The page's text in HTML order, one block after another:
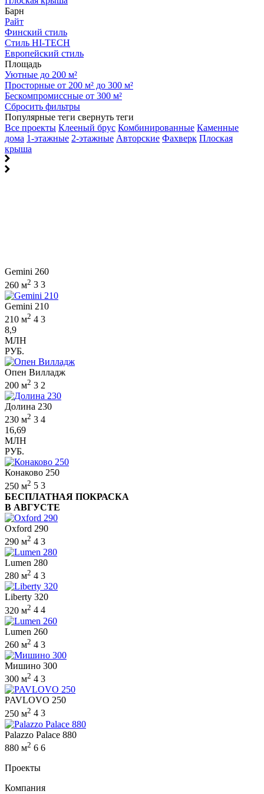
Барн
Райт
Финский стиль
Стиль HI-TECH
Европейский стиль
Площадь
Уютные до 200 м²
Просторные от 200 м² до 300 м²
Бескомпромиссные от 300 м²
Сбросить фильтры
Популярные теги свернуть теги
Все проекты Клееный брус Комбинированные Каменные
дома 1-этажные 2-этажные Авторские Фахверк Плоская
крыша
Gemini 260
260 м2 3 3
Gemini 210
210 м2 4 3
8,9
МЛН
РУБ.
Опен Вилладж
200 м2 3 2
Долина 230
230 м2 3 4
16,69
МЛН
РУБ.
Конаково 250
250 м2 5 3
БЕСПЛАТНАЯ ПОКРАСКА
В АВГУСТЕ
Oxford 290
290 м2 4 3
Lumen 280
280 м2 4 3
Liberty 320
320 м2 4 4
Lumen 260
260 м2 4 3
Мишино 300
300 м2 4 3
PAVLOVO 250
250 м2 4 3
Palazzo Palace 880
880 м2 6 6
Проекты
Компания